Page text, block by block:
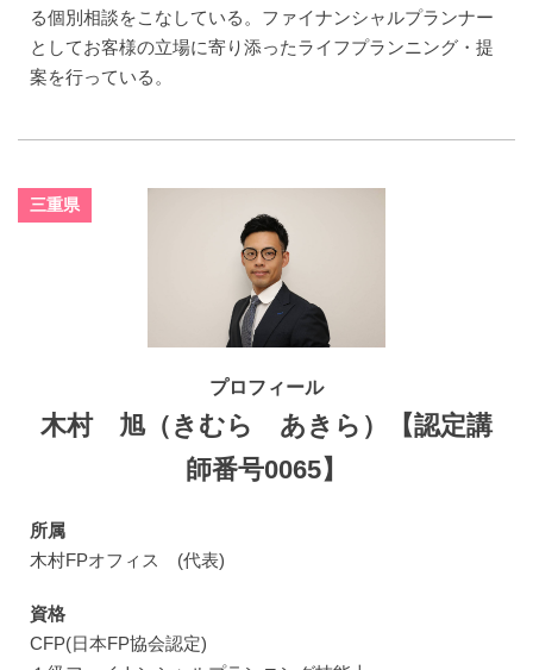
る個別相談をこなしている。ファイナンシャルプランナー
としてお客様の立場に寄り添ったライフプランニング・提
案を行っている。
三重県
プロフィール
木村 旭（きむら あきら）【認定講
師番号0065】
所属
木村FPオフィス (代表)
資格
CFP(日本FP協会認定)